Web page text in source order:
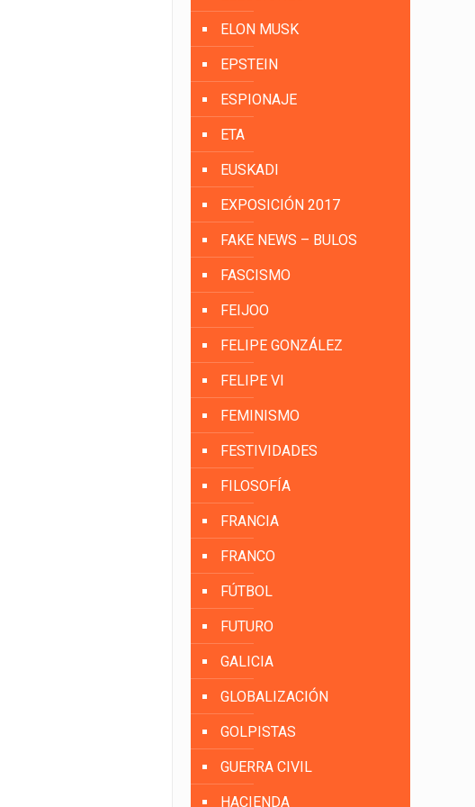
ELON MUSK
EPSTEIN
ESPIONAJE
ETA
EUSKADI
EXPOSICIÓN 2017
FAKE NEWS – BULOS
FASCISMO
FEIJOO
FELIPE GONZÁLEZ
FELIPE VI
FEMINISMO
FESTIVIDADES
FILOSOFÍA
FRANCIA
FRANCO
FÚTBOL
FUTURO
GALICIA
GLOBALIZACIÓN
GOLPISTAS
GUERRA CIVIL
HACIENDA